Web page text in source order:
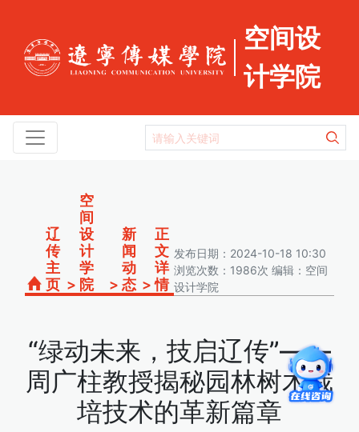
空间设
计学院
辽
传
主
页 >
空
间
设
计
学
院
>
新
闻
动
态 >
正
文
详
情
发布日期：2024-10-18 10:30
浏览次数：1986次 编辑：空间
设计学院
“绿动未来，技启辽传”——
周广柱教授揭秘园林树木栽
培技术的革新篇章